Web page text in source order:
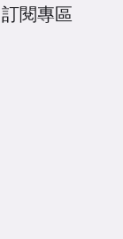
訂閱專區